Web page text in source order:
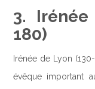
3.
180)
Irénée de Lyon
évêque important